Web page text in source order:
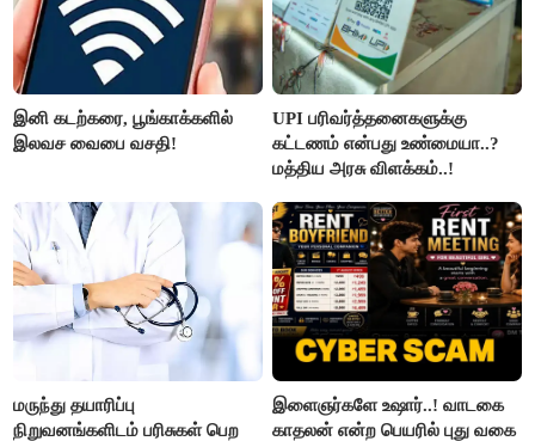
இனி கடற்கரை, பூங்காக்களில்
இலவச வைபை வசதி!
UPI பரிவர்த்தனைகளுக்கு
கட்டணம் என்பது உண்மையா..?
மத்திய அரசு விளக்கம்..!
மருந்து தயாரிப்பு
நிறுவனங்களிடம் பரிசுகள் பெற
இளைஞர்களே உஷார்..! வாடகை
காதலன் என்ற பெயரில் புது வகை